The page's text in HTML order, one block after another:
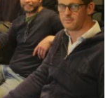
Instagram
de passe